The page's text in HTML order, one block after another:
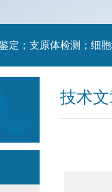
技术